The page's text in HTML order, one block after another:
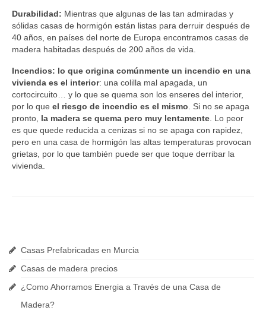
Durabilidad: Mientras que algunas de las tan admiradas y
sólidas casas de hormigón están listas para derruir después de
40 años, en países del norte de Europa encontramos casas de
madera habitadas después de 200 años de vida.
Incendios: lo que origina comúnmente un incendio en una
vivienda es el interior: una colilla mal apagada, un
cortocircuito… y lo que se quema son los enseres del interior,
por lo que el riesgo de incendio es el mismo . Si no se apaga
pronto, la madera se quema pero muy lentamente . Lo peor
es que quede reducida a cenizas si no se apaga con rapidez,
pero en una casa de hormigón las altas temperaturas provocan
grietas, por lo que también puede ser que toque derribar la
vivienda.
Casas Prefabricadas en Murcia
Casas de madera precios
¿Como Ahorramos Energia a Través de una Casa de
Madera?